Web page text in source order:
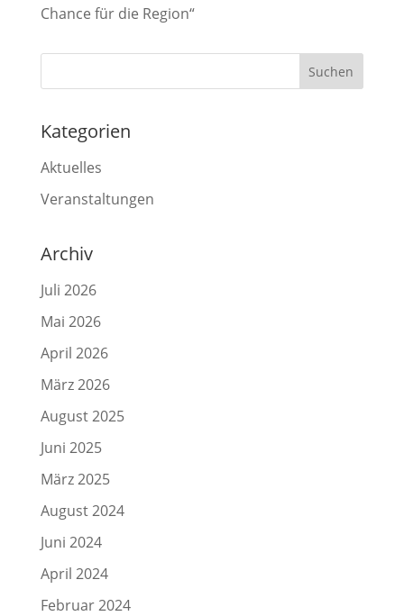
Chance für die Region“
Kategorien
Aktuelles
Veranstaltungen
Archiv
Juli 2026
Mai 2026
April 2026
März 2026
August 2025
Juni 2025
März 2025
August 2024
Juni 2024
April 2024
Februar 2024